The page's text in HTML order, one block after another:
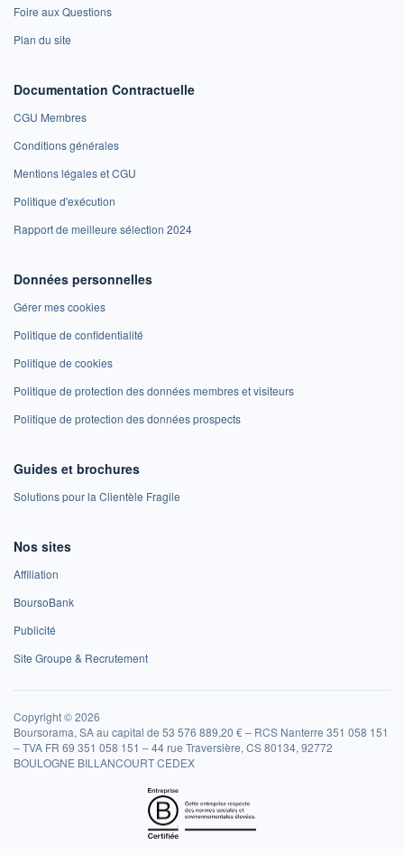
Foire aux Questions
Plan du site
Documentation Contractuelle
CGU Membres
Conditions générales
Mentions légales et CGU
Politique d'exécution
Rapport de meilleure sélection 2024
Données personnelles
Gérer mes cookies
Politique de confidentialité
Politique de cookies
Politique de protection des données membres et visiteurs
Politique de protection des données prospects
Guides et brochures
Solutions pour la Clientèle Fragile
Nos sites
Affiliation
BoursoBank
Publicité
Site Groupe & Recrutement
Copyright © 2026
Boursorama, SA au capital de 53 576 889,20 € – RCS Nanterre 351 058 151
– TVA FR 69 351 058 151 – 44 rue Traversière, CS 80134, 92772
BOULOGNE BILLANCOURT CEDEX